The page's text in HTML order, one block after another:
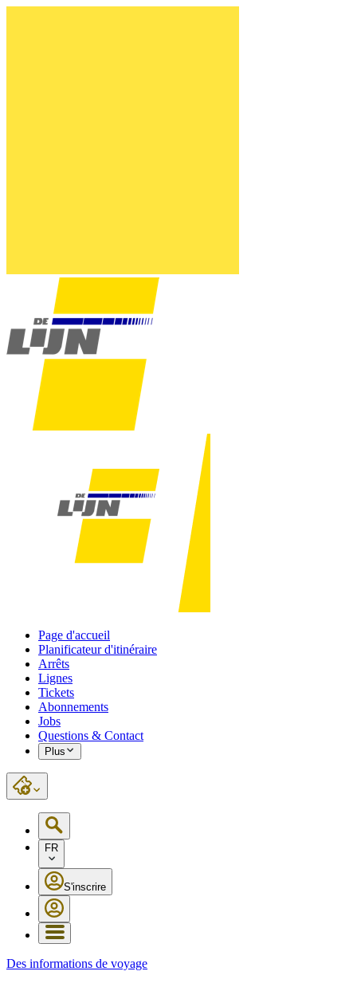
Page d'accueil
Planificateur d'itinéraire
Arrêts
Lignes
Tickets
Abonnements
Jobs
Questions & Contact
Plus
FR
S'inscrire
Des informations de voyage